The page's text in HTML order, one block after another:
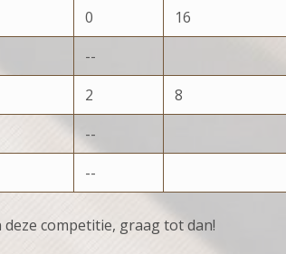
0 16
--
2 8
--
--
competitie, graag tot dan!